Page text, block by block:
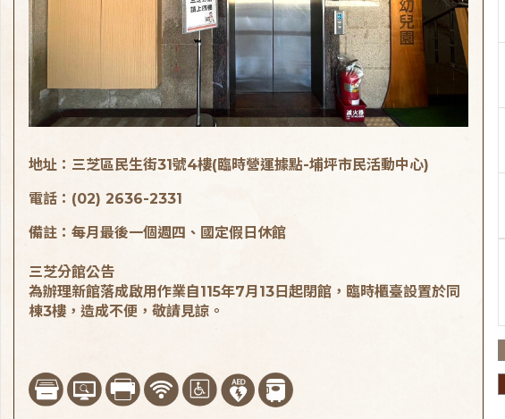
地址：三芝區民生街31號4樓(臨時營運據點-埔坪市民活動中心)
電話：(02) 2636-2331
備註：每月最後一個週四、國定假日休館
三芝分館公告
為辦理新館落成啟用作業自115年7月13日起閉館，臨時櫃臺設置於同
棟3樓，造成不便，敬請見諒。